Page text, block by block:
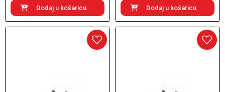
Dodaj u košaricu Dodaj u košaricu